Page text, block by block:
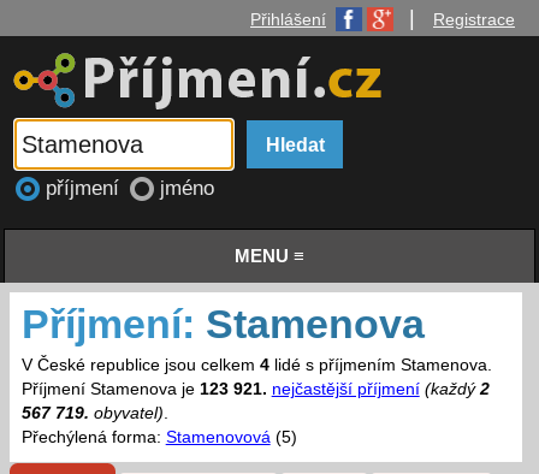
Přihlášení Registrace
příjmení jméno
MENU ≡
Příjmení: Stamenova
V České republice jsou celkem 4lidé s příjmením Stamenova.
Příjmení Stamenova je 123 921. nejčastější příjmení (každý2
567 719. obyvatel).
Přechýlená forma: Stamenovová(5)